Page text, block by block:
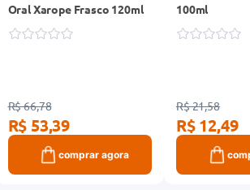
Oral Xarope Frasco 120ml
R$ 66,78
R$ 53,39
comprar agora
100ml
R$ 21,58
R$ 12,49